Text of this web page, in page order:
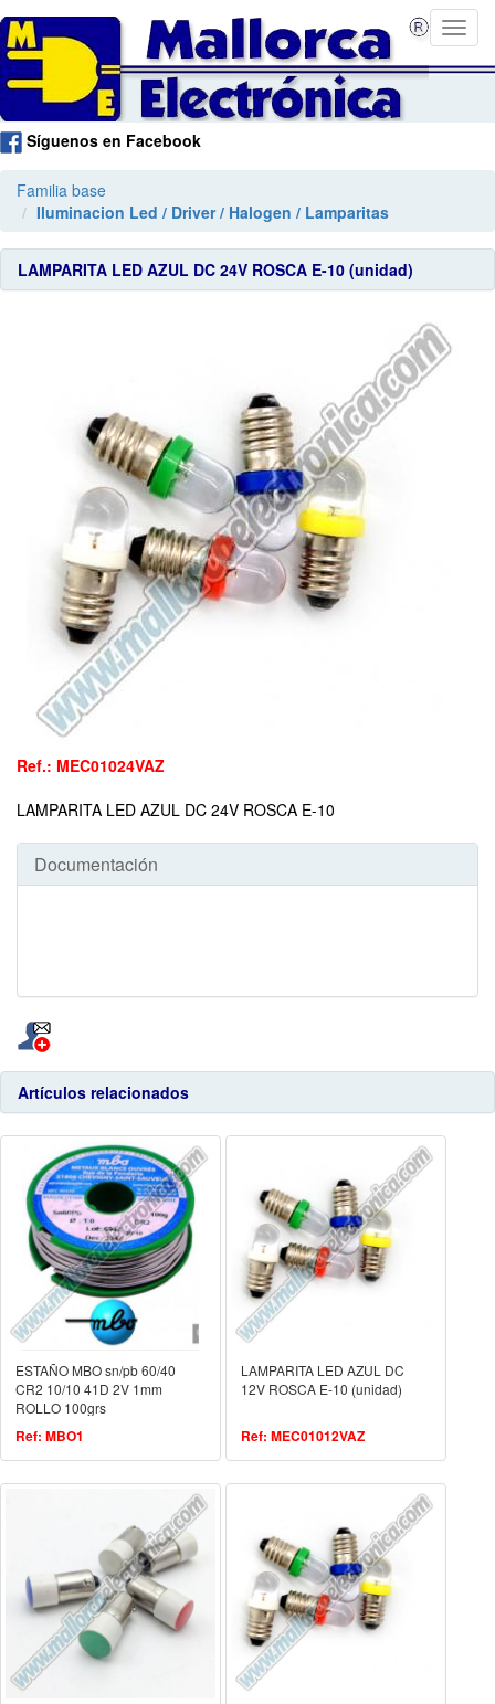
Síguenos en Facebook
Familia base
Iluminacion Led / Driver / Halogen / Lamparitas
LAMPARITA LED AZUL DC 24V ROSCA E-10 (unidad)
Ref.: MEC01024VAZ
LAMPARITA LED AZUL DC 24V ROSCA E-10
Documentación
Artículos relacionados
ESTAÑO MBO sn/pb 60/40
CR2 10/10 41D 2V 1mm
ROLLO 100grs
Ref: MBO1
LAMPARITA LED AZUL DC
12V ROSCA E-10 (unidad)
Ref: MEC01012VAZ